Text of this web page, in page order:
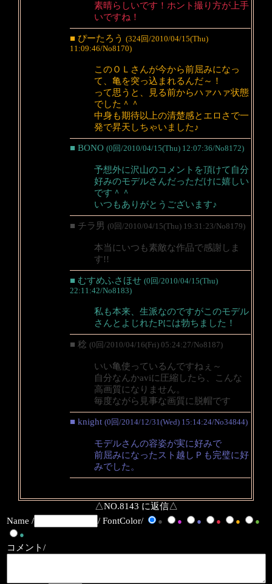
素晴らしいです！ホント撮り方が上手
いですね！
■ ぴーたろう (324回/2010/04/15(Thu)
11:09:46/No8170)
このＯＬさんが今から前屈みになっ
て、亀を突っ込まれるんだ～！
って思うと、見る前からハァハァ状態
でした＾＾
中身も期待以上の清楚感とエロさで一
発で昇天しちゃいました♪
■ BONO (0回/2010/04/15(Thu) 12:07:36/No8172)
予想外に沢山のコメントを頂けて自分
好みのモデルさんだっただけに嬉しい
です＾＾
いつもありがとうございます♪
■ チラ男 (0回/2010/04/15(Thu) 19:31:23/No8179)
本当にいつも素敵な作品で感謝しま
す!!
■ むすめふさほせ (0回/2010/04/15(Thu)
22:11:42/No8183)
私も本来、生派なのですがこのモデル
さんとよじれたPには勃ちました！
■ 稔 (0回/2010/04/16(Fri) 05:24:27/No8187)
いい亀使っているんですねぇ～
自分なんかaviに圧縮したら、こんな
高画質になりません。
毎度ながら見事な画質に脱帽です
■ knight (0回/2014/12/31(Wed) 15:14:24/No34844)
モデルさんの容姿が実に好みで
前屈みになったスト越しＰも完璧に好
みでした。
△NO.8143 に返信△
Name /
/ FontColor/ ● ● ● ● ●
●
●
コメント/